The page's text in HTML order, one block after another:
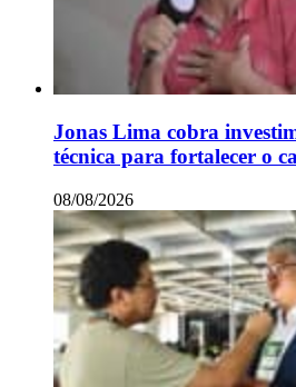
Jonas Lima cobra
técnica para fortalecer o
08/08/2026